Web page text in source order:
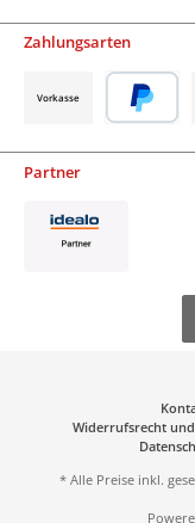
Zahlungsarten
Vorkasse
Partner
Widerrufsrecht
* Alle Preise inkl.